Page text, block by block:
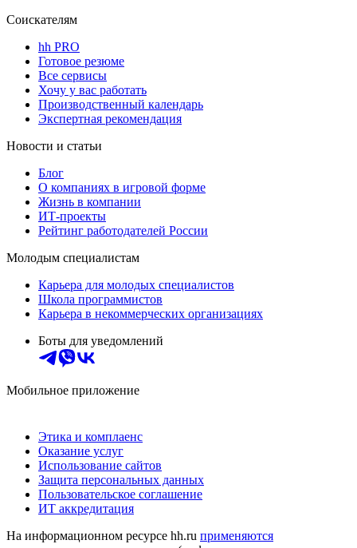
Соискателям
hh PRO
Готовое резюме
Все сервисы
Хочу у вас работать
Производственный календарь
Экспертная рекомендация
Новости и статьи
Блог
О компаниях в игровой форме
Жизнь в компании
ИТ-проекты
Рейтинг работодателей России
Молодым специалистам
Карьера для молодых специалистов
Школа программистов
Карьера в некоммерческих организациях
Боты для уведомлений
Мобильное приложение
Этика и комплаенс
Оказание услуг
Использование сайтов
Защита персональных данных
Пользовательское соглашение
ИТ аккредитация
На информационном ресурсе hh.ru применяются